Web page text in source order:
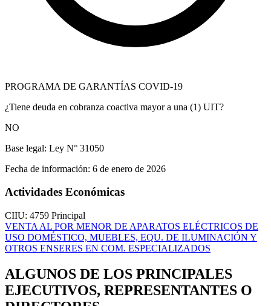
PROGRAMA DE GARANTÍAS COVID-19
¿Tiene deuda en cobranza coactiva mayor a una (1) UIT?
NO
Base legal: Ley N° 31050
Fecha de información: 6 de enero de 2026
Actividades Económicas
CIIU: 4759 Principal
VENTA AL POR MENOR DE APARATOS ELÉCTRICOS DE
USO DOMÉSTICO, MUEBLES, EQU. DE ILUMINACIÓN Y
OTROS ENSERES EN COM. ESPECIALIZADOS
ALGUNOS DE LOS PRINCIPALES
EJECUTIVOS, REPRESENTANTES O